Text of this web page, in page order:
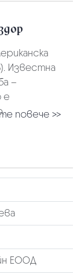
Известна
–
е
повече >>
ЕООД